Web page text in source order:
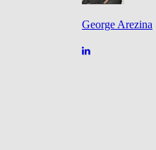
George Arezina